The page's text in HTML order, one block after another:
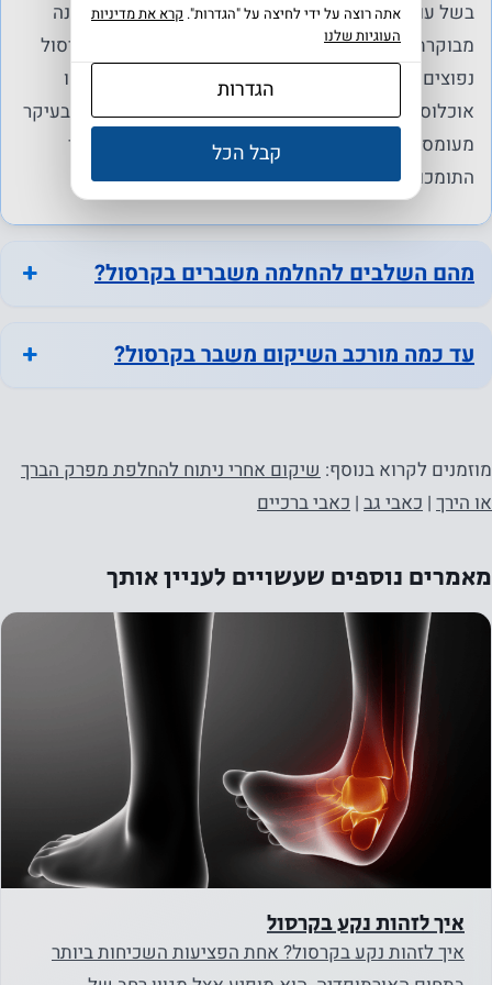
בשל עומס יתר על מפרק הקרסול, פעילות גופנית שאינה
מבוקרת, תאונה או טראומה. יש להדגיש כי שברים בקרסול
נפוצים גם בקרב אוכלוסיות שאינן עוסקות בספורט כמו
אוכלוסיות בגלאי 65 ומעלה. הסיבות והגורמים נעוצים בעיקר
מעומסים על המפרק וחולשה שרירית במערכות השריר
התומכות במפרק.
מהם השלבים להחלמה משברים בקרסול?
עד כמה מורכב השיקום משבר בקרסול?
מוזמנים לקרוא בנוסף: שיקום אחרי ניתוח להחלפת מפרק הברך
או הירך | כאבי גב | כאבי ברכיים
מאמרים נוספים שעשויים לעניין אותך
איך לזהות נקע בקרסול
איך לזהות נקע בקרסול? אחת הפציעות השכיחות ביותר
אתה רוצה על ידי לחיצה על "הגדרות". קרא את מדיניות
העוגיות שלנו
הגדרות
קבל הכל
נחוץ
עוגיות אלו
אינן
כדי שהאתר